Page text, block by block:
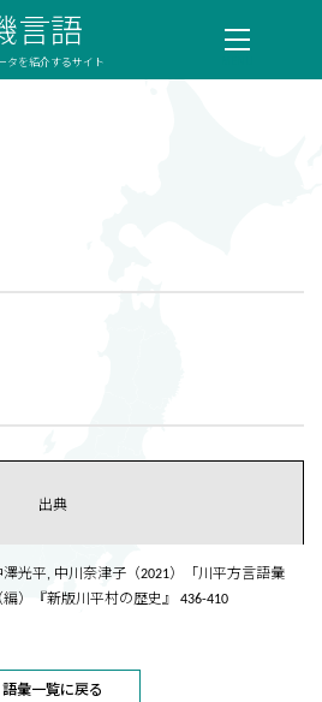
言語
タを紹介するサイト
出典
光平, 中川奈津子（2021）「川平方言語彙
）『新版川平村の歴史』 436-410
語彙一覧に戻る